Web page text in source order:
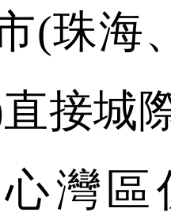
(珠海
接城
灣